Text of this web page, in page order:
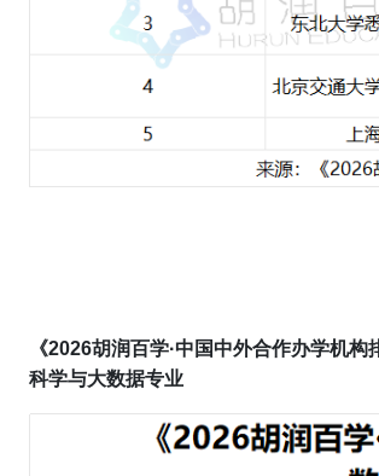
《2026胡润百学·中国中外合作办学机构
科学与大数据专业